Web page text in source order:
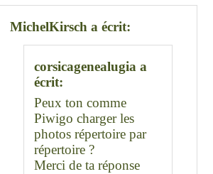
MichelKirsch a écrit:
corsicagenealugia a
écrit:
Peux ton comme
Piwigo charger les
photos répertoire par
répertoire ?
Merci de ta réponse